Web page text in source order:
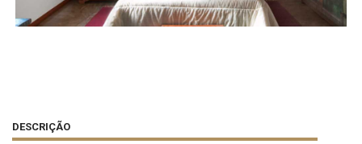
DESCRIÇÃO